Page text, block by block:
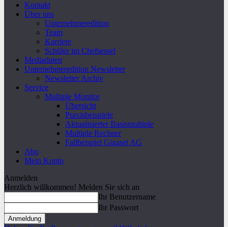
Kontakt
Über uns
Unternehmeredition
Team
Karriere
Schüler im Chefsessel
Mediadaten
Unternehmeredition Newsletter
Newsletter Archiv
Service
Multiple Monitor
Übersicht
Praxisbeispiele
Aktualisierter Basismultiple
Multiple Rechner
Fallbeispiel Gigaset AG
Abo
Mein Konto
Anmelden
Herzlich willkommen! Melden Sie sich an
Ihr Benutzername
Ihr Passwort